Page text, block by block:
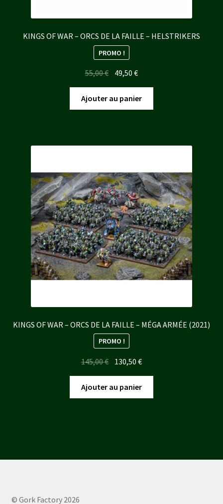
KINGS OF WAR – ORCS DE LA FAILLE – HELSTRIKERS
PROMO !
55,00€ Le
prix
initial
était :
49,50€Le
prix
actuel
est :
Ajouter au panier
KINGS OF WAR – ORCS DE LA FAILLE – MÉGA ARMÉE (2021)
PROMO !
145,00€ Le
initial
était :
130,50€Le
actuel
est :
Ajouter au panier
© Gork Factory 2026